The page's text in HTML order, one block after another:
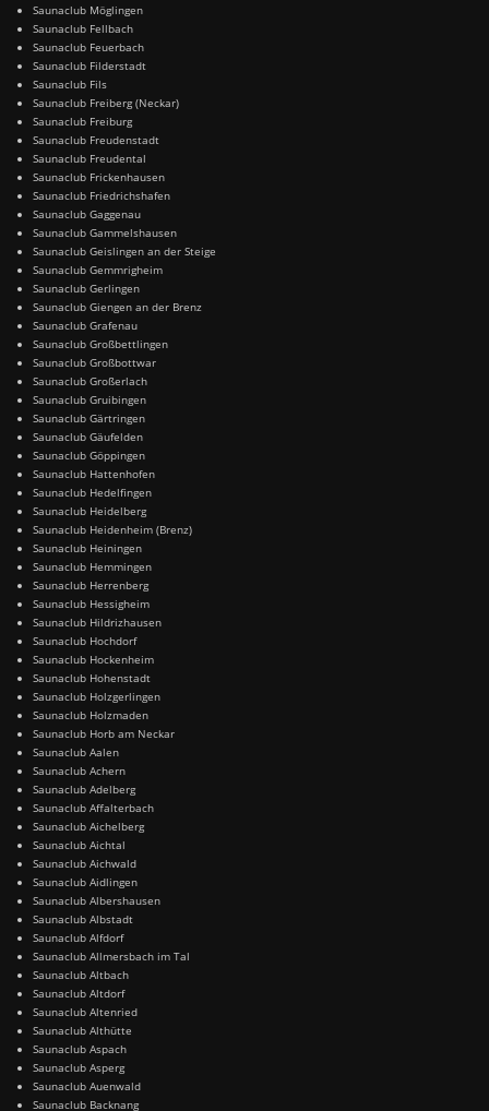
Saunaclub Möglingen
Saunaclub Fellbach
Saunaclub Feuerbach
Saunaclub Filderstadt
Saunaclub Fils
Saunaclub Freiberg (Neckar)
Saunaclub Freiburg
Saunaclub Freudenstadt
Saunaclub Freudental
Saunaclub Frickenhausen
Saunaclub Friedrichshafen
Saunaclub Gaggenau
Saunaclub Gammelshausen
Saunaclub Geislingen an der Steige
Saunaclub Gemmrigheim
Saunaclub Gerlingen
Saunaclub Giengen an der Brenz
Saunaclub Grafenau
Saunaclub Großbettlingen
Saunaclub Großbottwar
Saunaclub Großerlach
Saunaclub Gruibingen
Saunaclub Gärtringen
Saunaclub Gäufelden
Saunaclub Göppingen
Saunaclub Hattenhofen
Saunaclub Hedelfingen
Saunaclub Heidelberg
Saunaclub Heidenheim (Brenz)
Saunaclub Heiningen
Saunaclub Hemmingen
Saunaclub Herrenberg
Saunaclub Hessigheim
Saunaclub Hildrizhausen
Saunaclub Hochdorf
Saunaclub Hockenheim
Saunaclub Hohenstadt
Saunaclub Holzgerlingen
Saunaclub Holzmaden
Saunaclub Horb am Neckar
Saunaclub Aalen
Saunaclub Achern
Saunaclub Adelberg
Saunaclub Affalterbach
Saunaclub Aichelberg
Saunaclub Aichtal
Saunaclub Aichwald
Saunaclub Aidlingen
Saunaclub Albershausen
Saunaclub Albstadt
Saunaclub Alfdorf
Saunaclub Allmersbach im Tal
Saunaclub Altbach
Saunaclub Altdorf
Saunaclub Altenried
Saunaclub Althütte
Saunaclub Aspach
Saunaclub Asperg
Saunaclub Auenwald
Saunaclub Backnang